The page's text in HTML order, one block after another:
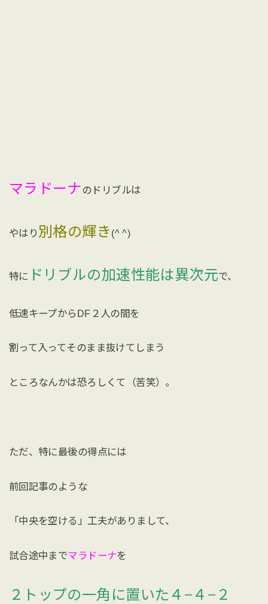
マラドーナ のドリブルは
やはり 別格の輝き (^ ^)
特に ドリブルの加速性能は異次元で、
低速キープからDF２人の間を
割って入ってそのまま抜けてしまう
ところなんかは恐ろしくて（苦笑）。
ただ、特に最後の得点には
前回記事のような
「中央を空ける」工夫がありまして、
試合途中までマラドーナを
２トップの一角に置いた４−４−２